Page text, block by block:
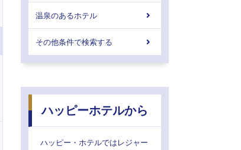
温泉のあるホテル
その他条件で検索する
ハッピーホテルから
ハッピー・ホテルではレジャー